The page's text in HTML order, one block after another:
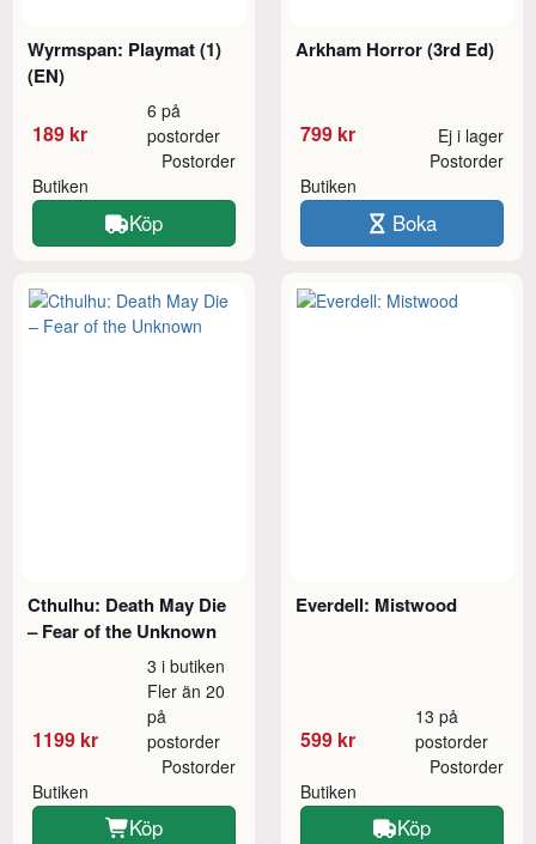
Wyrmspan: Playmat (1)
(EN)
189 kr
6 på
postorder
Butiken
Postorder
Köp
Arkham Horror (3rd Ed)
799 kr Ej i lager
Butiken
Postorder
Boka
Cthulhu: Death May Die
– Fear of the Unknown
1199 kr
3 i butiken
Fler än 20
på
postorder
Butiken
Postorder
Köp
Everdell: Mistwood
599 kr
13 på
postorder
Butiken
Postorder
Köp